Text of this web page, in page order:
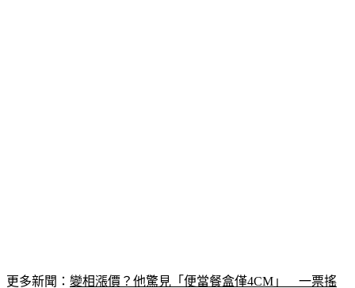
更多新聞： 變相漲價？他驚見「便當餐盒僅4CM」　一票搖